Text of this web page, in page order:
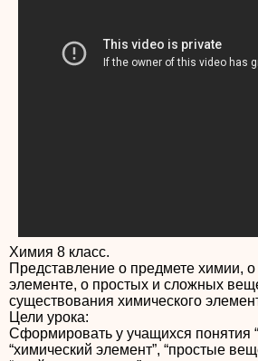
Химия 8 класс.
Представление о предмете химии,
элементе, о простых и сложных
существования химического
Цели урока:
Сформировать у учащихся понятия
“химический элемент”, “простые